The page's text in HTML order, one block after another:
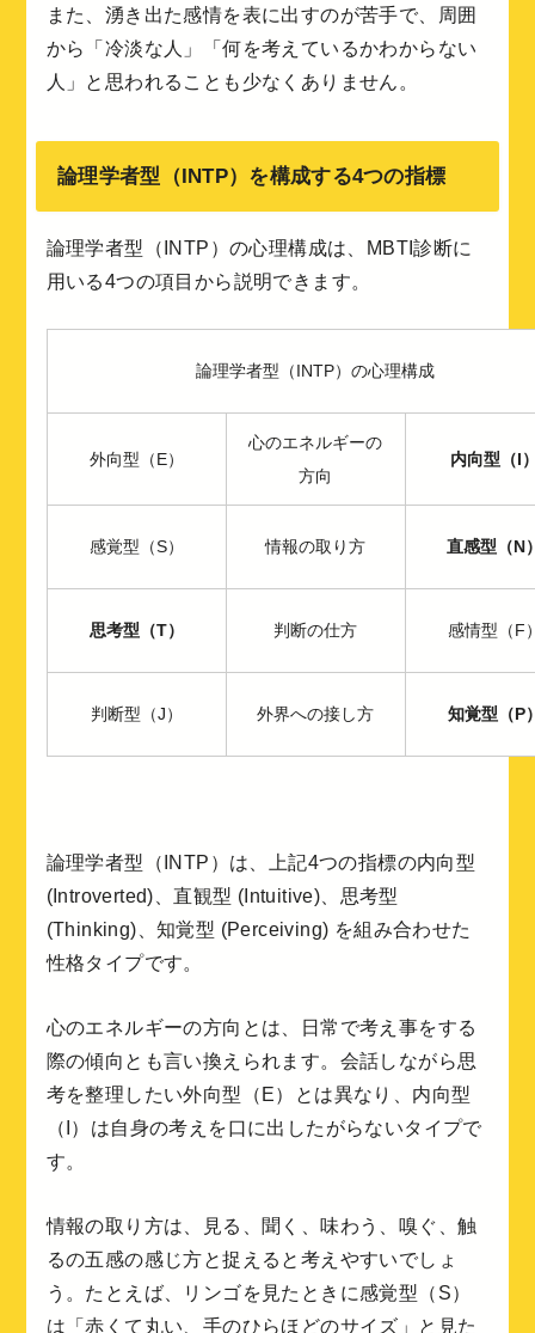
また、湧き出た感情を表に出すのが苦手で、周囲
から「冷淡な人」「何を考えているかわからない
人」と思われることも少なくありません。
論理学者型（INTP）を構成する4つの指標
論理学者型（INTP）の心理構成は、MBTI診断に
用いる4つの項目から説明できます。
論理学者型（INTP）の心理構成
外向型（E）
心のエネルギーの
方向
内向型（I
感覚型（S） 情報の取り方 直感型（N
思考型（T） 判断の仕方 感情型（F
判断型（J） 外界への接し方 知覚型（P
論理学者型（INTP）は、上記4つの指標の内向型
(Introverted)、直観型 (Intuitive)、思考型
(Thinking)、知覚型 (Perceiving) を組み合わせた
性格タイプです。
心のエネルギーの方向とは、日常で考え事をする
際の傾向とも言い換えられます。会話しながら思
考を整理したい外向型（E）とは異なり、内向型
（I）は自身の考えを口に出したがらないタイプで
す。
情報の取り方は、見る、聞く、味わう、嗅ぐ、触
るの五感の感じ方と捉えると考えやすいでしょ
う。たとえば、リンゴを見たときに感覚型（S）
は「赤くて丸い、手のひらほどのサイズ」と見た